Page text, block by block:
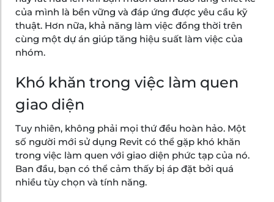
của mình là bền vững và đáp ứng được yêu cầu kỹ
thuật. Hơn nữa, khả năng làm việc đồng thời trên
cùng một dự án giúp tăng hiệu suất làm việc của
nhóm.
Khó khăn trong việc làm quen
giao diện
Tuy nhiên, không phải mọi thứ đều hoàn hảo. Một
số người mới sử dụng Revit có thể gặp khó khăn
trong việc làm quen với giao diện phức tạp của nó.
Ban đầu, bạn có thể cảm thấy bị áp đặt bởi quá
nhiều tùy chọn và tính năng.